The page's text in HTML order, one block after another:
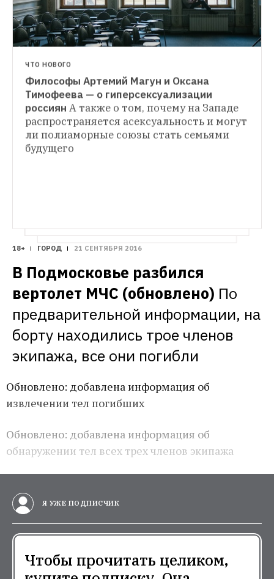
ЛИЧНЫЙ ОПЫТ
Я сменил квартиру на хостелЧасто
меняющиеся соседи и очереди к плите —
постоянные обитатели хостелов
рассказывают об особенностях
РЕЦЕПТЫ ШЕФОВ
8 быстрых ужинов Запеченный батат,
тальятелле «алла водка» и другие
рецепты на вечер для тех, кто ничего не
успевает после работы
ЧТО НОВОГО
Философы Артемий Магун и Оксана
Тимофеева — о гиперсексуализации
россиян А также о том, почему на Западе
распространяется асексуальность и могут
ли полиаморные союзы стать семьями
будущего
18+ ГОРОД 21 СЕНТЯБРЯ 2016
В Подмосковье разбился
вертолет МЧС (обновлено) По
предварительной информации, на
борту находились трое членов
экипажа, все они погибли
Обновлено: добавлена информация об
извлечении тел погибших
Обновлено: добавлена информация об
обнаружении тел всех трех членов экипажа
Я УЖЕ ПОДПИСЧИК
Чтобы прочитать целиком,